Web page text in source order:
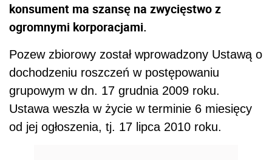
konsument ma szansę na zwycięstwo z
ogromnymi korporacjami.
Pozew zbiorowy został wprowadzony Ustawą o
dochodzeniu roszczeń w postępowaniu
grupowym w dn. 17 grudnia 2009 roku.
Ustawa weszła w życie w terminie 6 miesięcy
od jej ogłoszenia, tj. 17 lipca 2010 roku.